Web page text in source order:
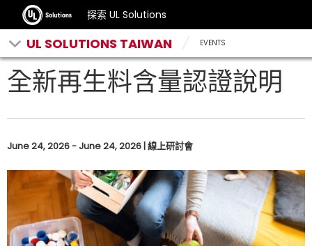
探索 UL Solutions
UL SOLUTIONS TAIWAN EVENTS
全新再生料含量認證說明
June 24, 2026 - June 24, 2026 | 線上研討會